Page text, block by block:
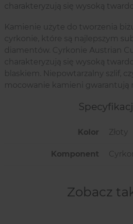
charakteryzują się wysoką
Kamienie użyte do tworzenia
cyrkonie, które są najlepszym
diamentów. Cyrkonie Austrian
charakteryzują się wysoką
blaskiem. Niepowtarzalny szlif,
mocowanie kamieni gwarantują
Kolor Złoty
Komponent
Zobacz